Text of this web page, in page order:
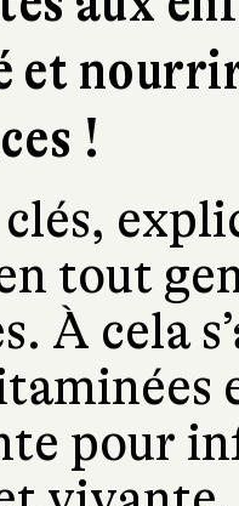
et
!
tout
À cela
pour